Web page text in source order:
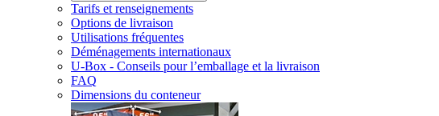
Tarifs et renseignements
Options de livraison
Utilisations fréquentes
Déménagements internationaux
U-Box - Conseils pour l’emballage et la livraison
FAQ
Dimensions du conteneur